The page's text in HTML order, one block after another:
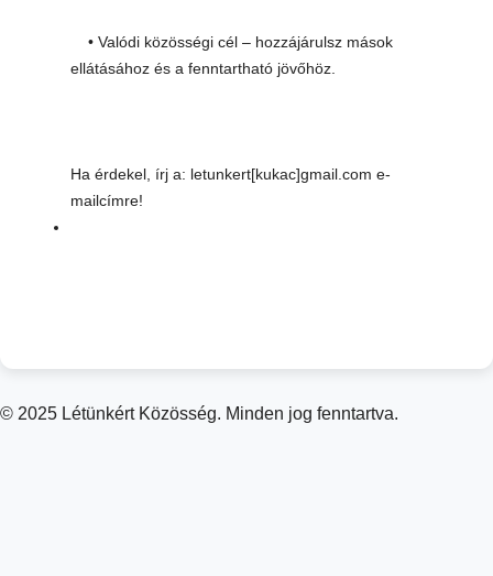
• Valódi közösségi cél – hozzájárulsz mások
ellátásához és a fenntartható jövőhöz.
Ha érdekel, írj a: letunkert[kukac]gmail.com e-
mailcímre!
© 2025 Létünkért Közösség. Minden jog fenntartva.